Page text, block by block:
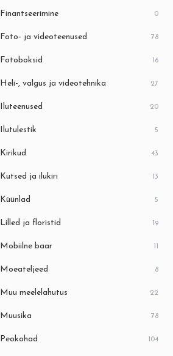
Finantseerimine 0
Foto- ja videoteenused 78
Fotoboksid 16
Heli-, valgus ja videotehnika 27
Iluteenused 20
Ilutulestik 5
Kirikud 43
Kutsed ja ilukiri 13
Küünlad 5
Lilled ja floristid 19
Mobiilne baar 11
Moeateljeed 8
Muu meelelahutus 22
Muusika 78
Peokohad 104